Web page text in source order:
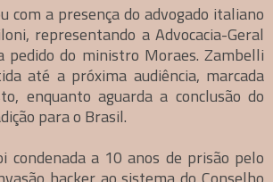
com a presença do advogado italiano
representando a Advocacia-Geral
pedido do ministro Moraes. Zambelli
até a próxima audiência, marcada
enquanto aguarda a conclusão do
para o Brasil.
condenada a 10 anos de prisão pelo